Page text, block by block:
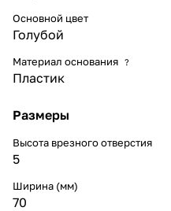
Основной цвет
Голубой
Материал основания ?
Пластик
Размеры
Высота врезного отверстия
5
Ширина (мм)
70